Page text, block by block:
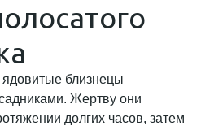
ядовитые близнецы
Жертву они
долгих часов, затем